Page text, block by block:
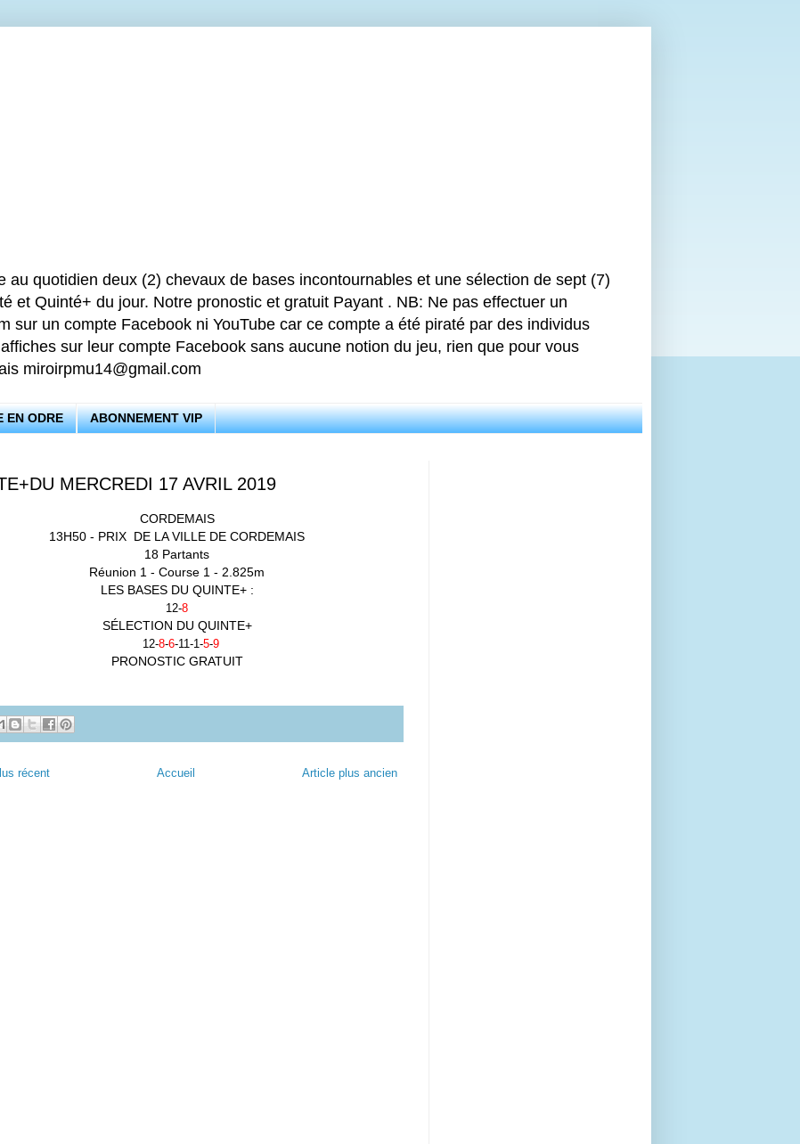
au quotidien deux (2) chevaux de bases incontournables et une sélection de sept (7)
et Quinté+ du jour. Notre pronostic et gratuit Payant . NB: Ne pas effectuer un
sur un compte Facebook ni YouTube car ce compte a été piraté par des individus
sur leur compte Facebook sans aucune notion du jeu, rien que pour vous
miroirpmu14@gmail.com
EN ODRE ABONNEMENT VIP
MERCREDI 17 AVRIL 2019
CORDEMAIS
13H50 - PRIX DE LA VILLE DE CORDEMAIS
18 Partants
Réunion 1 - Course 1 - 2.825m
LES BASES DU QUINTE+ :
12-8
SÉLECTION DU QUINTE+
12-8-6-11-1-5-9
PRONOSTIC GRATUIT
récent Article plus ancien
Accueil